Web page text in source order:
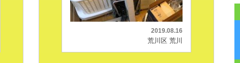
2019.08.16
荒川区 荒川